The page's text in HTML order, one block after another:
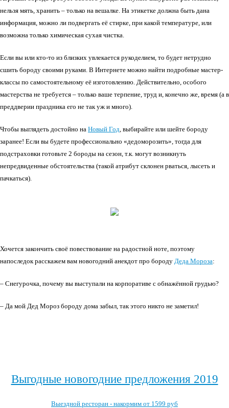
нельзя мять, хранить – только на вешалке. На этикетке должна быть дана
информация, можно ли подвергать её стирке, при какой температуре, или
возможна только химическая сухая чистка.
Если вы или кто-то из близких увлекается рукоделием, то будет нетрудно
сшить бороду своими руками. В Интернете можно найти подробные мастер-
классы по самостоятельному её изготовлению. Действительно, особого
мастерства не требуется – только ваше терпение, труд и, конечно же, время (а в
преддверии праздника его не так уж и много).
Чтобы выглядеть достойно на Новый Год, выбирайте или шейте бороду
заранее! Если вы будете профессионально «дедоморозить», тогда для
подстраховки готовьте 2 бороды на сезон, т.к. могут возникнуть
непредвиденные обстоятельства (такой атрибут склонен рваться, лысеть и
пачкаться).
Хочется закончить своё повествование на радостной ноте, поэтому
напоследок расскажем вам новогодний анекдот про бороду Деда Мороза:
– Снегурочка, почему вы выступали на корпоративе с обнажённой грудью?
– Да мой Дед Мороз бороду дома забыл, так этого никто не заметил!
Выгодные новогодние предложения 2019
Выездной ресторан - накормим от 1599 руб